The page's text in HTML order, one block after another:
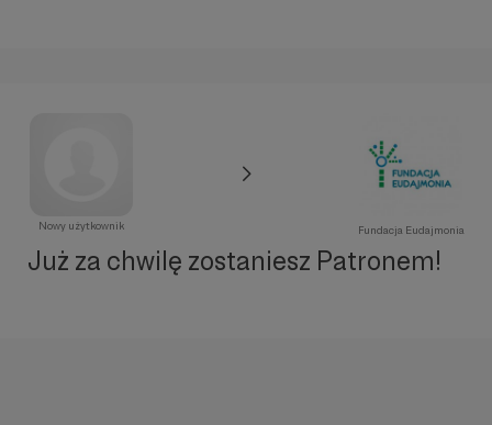
Nowy użytkownik Fundacja Eudajmonia
Już za chwilę zostaniesz Patronem!